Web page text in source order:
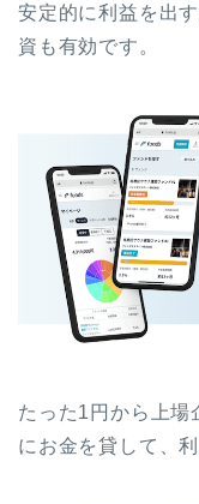
安定的に利益を出
資も有効です。
たった1円から上場
にお金を貸して、